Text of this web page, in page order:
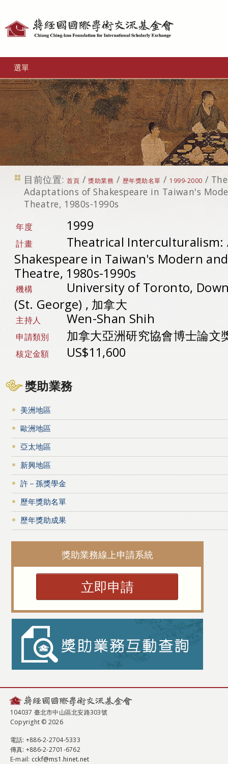
選單
目前位置: 首頁 /獎助業務 / 歷年獎助名單 / 1999-2000 /
Adaptations of Shakespeare in Taiwan's
Theatre, 1980s-1990s
年度 1999
計畫
Theatrical Interculturalism:
Shakespeare in Taiwan's Modern
Theatre, 1980s-1990s
機構
University of Toronto,
(St. George) , 加拿大
主持人 Wen-Shan Shih
申請類別 加拿大亞洲研究協會博士論文
核定金額 US$11,600
獎助業務
美洲地區
歐洲地區
亞太地區
新興地區
許－孫獎學金
歷年獎助名單
歷年獎助成果
獎助業務線上申請系統
立即申請
104037 臺北市中山區北安路303號
Copyright © 2026
電話: +886-2-2704-5333
傳真: +886-2-2701-6762
E-mail: cckf@ms1.hinet.net